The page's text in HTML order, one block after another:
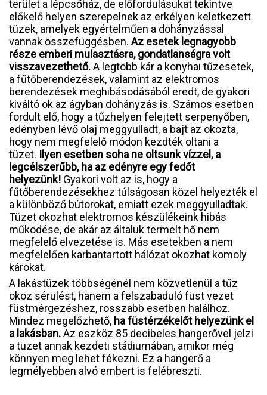
terület a lépcsőház, de előfordulásukat tekintve
előkelő helyen szerepelnek az erkélyen keletkezett
tüzek, amelyek egyértelműen a dohányzással
vannak összefüggésben. Az esetek legnagyobb
része emberi mulasztásra, gondatlanságra volt
visszavezethető.A legtöbb kár a konyhai tűzesetek,
a fűtőberendezések, valamint az elektromos
berendezések meghibásodásából eredt, de gyakori
kiváltó ok az ágyban dohányzás is. Számos esetben
fordult elő, hogy a tűzhelyen felejtett serpenyőben,
edényben lévő olaj meggyulladt, a bajt az okozta,
hogy nem megfelelő módon kezdték oltani a
tüzet. Ilyen esetben soha ne oltsunk vízzel, a
legcélszerűbb, ha az edényre egy fedőt
helyezünk! Gyakori volt az is, hogy a
fűtőberendezésekhez túlságosan közel helyezték el
a különböző bútorokat, emiatt ezek meggyulladtak.
Tüzet okozhat elektromos készülékeink hibás
működése, de akár az általuk termelt hő nem
megfelelő elvezetése is. Más esetekben a nem
megfelelően karbantartott hálózat okozhat komoly
károkat.
A lakástüzek többségénél nem közvetlenül a tűz
okoz sérülést, hanem a felszabaduló füst vezet
füstmérgezéshez, rosszabb esetben halálhoz.
Mindez megelőzhető, ha füstérzékelőt helyezünk el
a lakásban.Az eszköz 85 decibeles hangerővel jelzi
a tüzet annak kezdeti stádiumában, amikor még
könnyen meg lehet fékezni. Ez a hangerő a
legmélyebben alvó embert is felébreszti.